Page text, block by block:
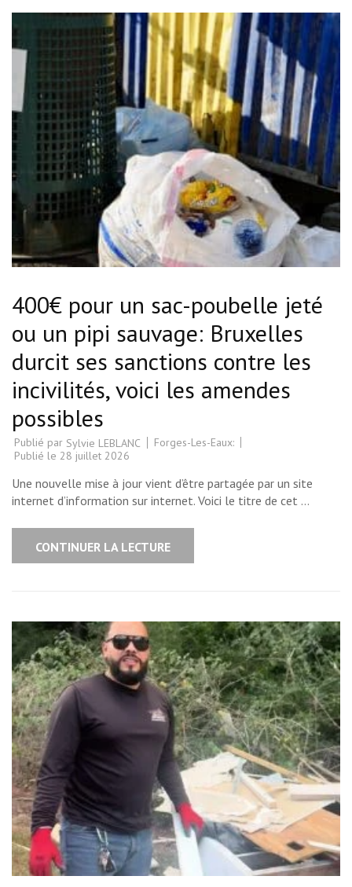
400€ pour un sac-poubelle jeté
ou un pipi sauvage: Bruxelles
durcit ses sanctions contre les
incivilités, voici les amendes
possibles
Publié par Sylvie LEBLANC
Forges-Les-Eaux:
Publié le 28 juillet 2026
Une nouvelle mise à jour vient d’être partagée par un site
internet d’information sur internet. Voici le titre de cet …
CONTINUER LA LECTURE